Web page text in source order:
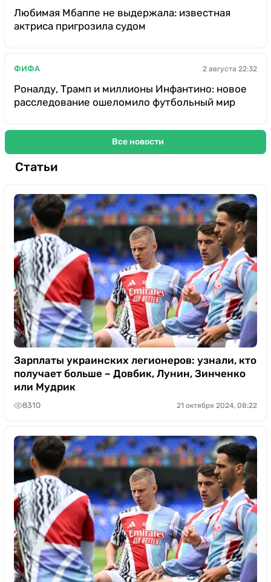
Любимая Мбаппе не выдержала: известная
актриса пригрозила судом
ФИФА 2 августа 22:32
Роналду, Трамп и миллионы Инфантино: новое
расследование ошеломило футбольный мир
Все новости
Статьи
Зарплаты украинских легионеров: узнали, кто
получает больше – Довбик, Лунин, Зинченко
или Мудрик
8310 21 октября 2024, 08:22